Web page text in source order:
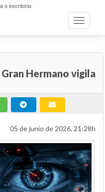
o escritorio
Toggle
Hermano vigila
05 de junio de 2026, 21:28h